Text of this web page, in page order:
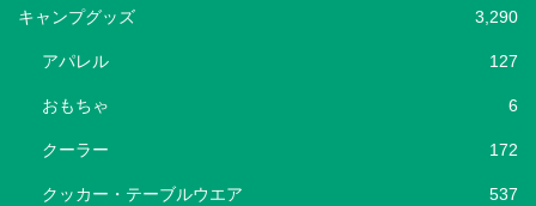
キャンプグッズ 3,290
アパレル 127
おもちゃ 6
クーラー 172
クッカー・テーブルウエア 537